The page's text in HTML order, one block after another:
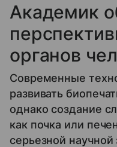
Академик
органов
Современные
развивать
однако создание
как почка или
серьезной научной